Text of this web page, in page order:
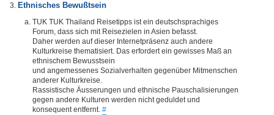
Ethnisches Bewußtsein
TUK TUK Thailand Reisetipps ist ein deutschsprachiges
Forum, dass sich mit Reisezielen in Asien befasst.
Daher werden auf dieser Internetpräsenz auch andere
Kulturkreise thematisiert. Das erfordert ein gewisses Maß an
ethnischem Bewusstsein
und angemessenes Sozialverhalten gegenüber Mitmenschen
anderer Kulturkreise.
Rassistische Äusserungen und ethnische Pauschalisierungen
gegen andere Kulturen werden nicht geduldet und
konsequent entfernt. #